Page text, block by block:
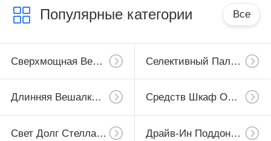
Популярные категории Все
Сверхмощная Вешалка Паллета Селективный Паллетные Стеллажи
Длинняя Вешалка Пяди Средств Шкаф Обязанности
Свет Долг Стеллажей Драйв-Ин Поддонов Стеллажи